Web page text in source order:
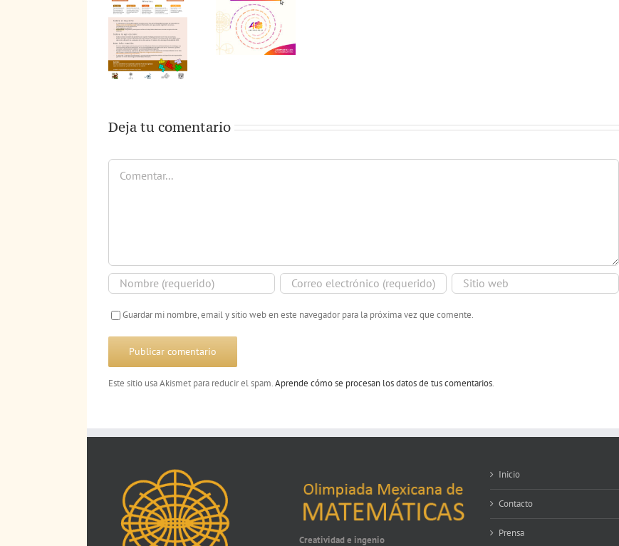
Deja tu comentario
Comentar
Guardar mi nombre, email y sitio web en este navegador para la próxima vez que comente.
Este sitio usa Akismet para reducir el spam.Aprende cómo se procesan los datos de tus comentarios.
Creatividad e ingenio
Inicio
Contacto
Prensa